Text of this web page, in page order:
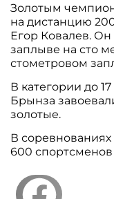
Золотым
на дистанцию
Егор Ковалев. Он
заплыве на сто
стометровом
В категории до
Брынза
золотые.
В
600